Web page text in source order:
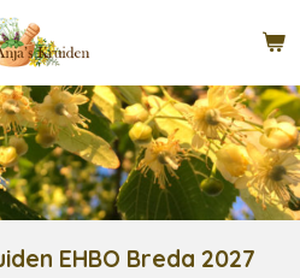
EHBO Breda 2027